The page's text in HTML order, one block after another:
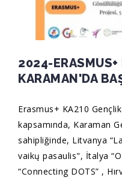
2024-
KARAMAN'DA
Erasmus+ KA210
kapsamında, Karaman
sahipliğinde, Litvanya
vaikų pasaulis", İtalya
“Connecting DOTS” ,